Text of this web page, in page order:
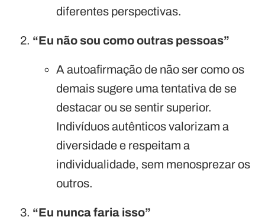
diferentes perspectivas.
“Eu não sou como outras pessoas”
A autoafirmação de não ser como os
demais sugere uma tentativa de se
destacar ou se sentir superior.
Indivíduos autênticos valorizam a
diversidade e respeitam a
individualidade, sem menosprezar os
outros.
“Eu nunca faria isso”